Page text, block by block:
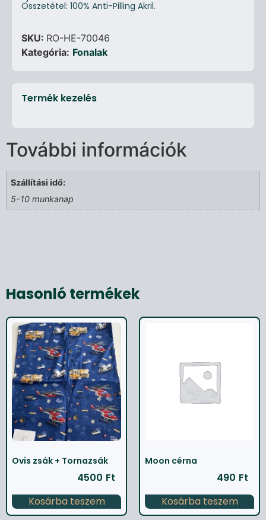
Összetétel: 100% Anti-Pilling Akril.
SKU: RO-HE-70046
Kategória: Fonalak
Termék kezelés
További információk
Szállítási idő:
5-10 munkanap
Hasonló termékek
Ovis zsák + Tornazsák
4500 Ft
Kosárba teszem
Moon cérna
490 Ft
Kosárba teszem